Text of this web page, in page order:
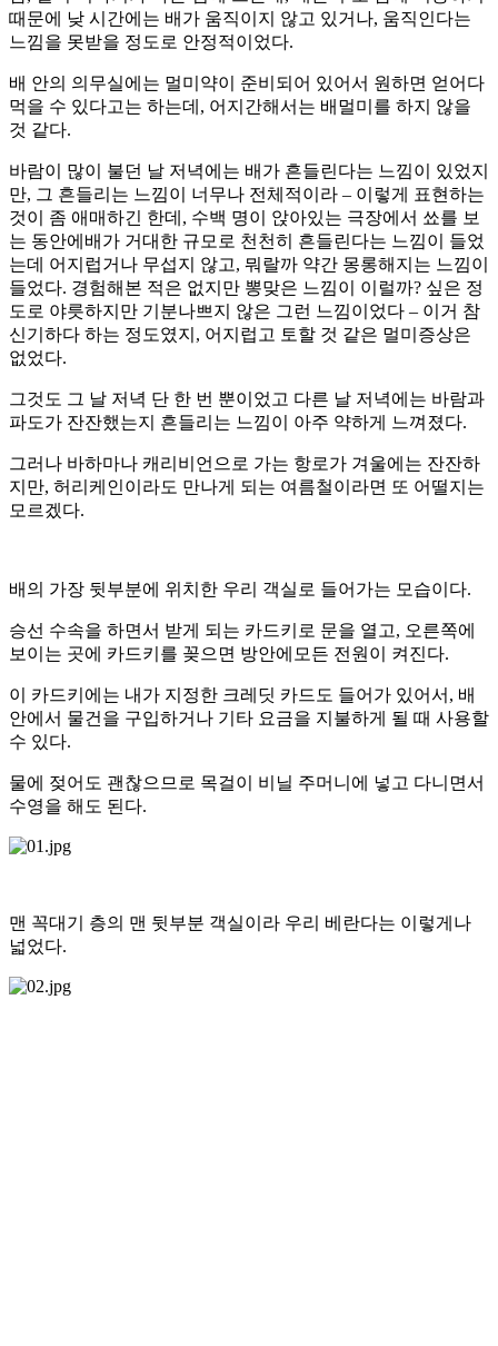
때문에 낮 시간에는 배가 움직이지 않고 있거나, 움직인다는
느낌을 못받을 정도로 안정적이었다.
배 안의 의무실에는 멀미약이 준비되어 있어서 원하면 얻어다
먹을 수 있다고는 하는데, 어지간해서는 배멀미를 하지 않을
것 같다.
바람이 많이 불던 날 저녁에는 배가 흔들린다는 느낌이 있었지
만, 그 흔들리는 느낌이 너무나 전체적이라 – 이렇게 표현하는
것이 좀 애매하긴 한데, 수백 명이 앉아있는 극장에서 쑈를 보
는 동안에배가 거대한 규모로 천천히 흔들린다는 느낌이 들었
는데 어지럽거나 무섭지 않고, 뭐랄까 약간 몽롱해지는 느낌이
들었다. 경험해본 적은 없지만 뽕맞은 느낌이 이럴까? 싶은 정
도로 야릇하지만 기분나쁘지 않은 그런 느낌이었다 – 이거 참
신기하다 하는 정도였지, 어지럽고 토할 것 같은 멀미증상은
없었다.
그것도 그 날 저녁 단 한 번 뿐이었고 다른 날 저녁에는 바람과
파도가 잔잔했는지 흔들리는 느낌이 아주 약하게 느껴졌다.
그러나 바하마나 캐리비언으로 가는 항로가 겨울에는 잔잔하
지만, 허리케인이라도 만나게 되는 여름철이라면 또 어떨지는
모르겠다.
배의 가장 뒷부분에 위치한 우리 객실로 들어가는 모습이다.
승선 수속을 하면서 받게 되는 카드키로 문을 열고, 오른쪽에
보이는 곳에 카드키를 꽂으면 방안에모든 전원이 켜진다.
이 카드키에는 내가 지정한 크레딧 카드도 들어가 있어서, 배
안에서 물건을 구입하거나 기타 요금을 지불하게 될 때 사용할
수 있다.
물에 젖어도 괜찮으므로 목걸이 비닐 주머니에 넣고 다니면서
수영을 해도 된다.
맨 꼭대기 층의 맨 뒷부분 객실이라 우리 베란다는 이렇게나
넓었다.